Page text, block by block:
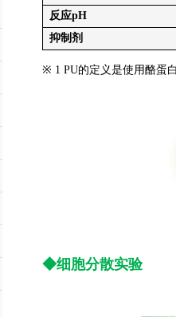
反应pH
抑制剂
※ 1 PU的定义是使用酪蛋
◆细胞分散实验